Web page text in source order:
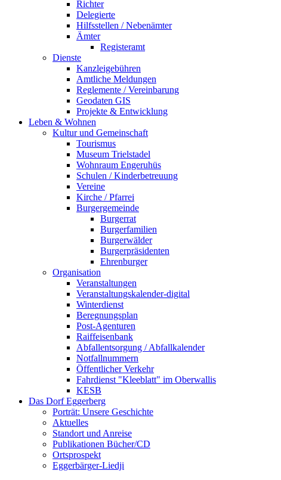
Richter
Delegierte
Hilfsstellen / Nebenämter
Ämter
Registeramt
Dienste
Kanzleigebühren
Amtliche Meldungen
Reglemente / Vereinbarung
Geodaten GIS
Projekte & Entwicklung
Leben & Wohnen
Kultur und Gemeinschaft
Tourismus
Museum Trielstadel
Wohnraum Engeruhüs
Schulen / Kinderbetreuung
Vereine
Kirche / Pfarrei
Burgergemeinde
Burgerrat
Burgerfamilien
Burgerwälder
Burgerpräsidenten
Ehrenburger
Organisation
Veranstaltungen
Veranstaltungskalender-digital
Winterdienst
Beregnungsplan
Post-Agenturen
Raiffeisenbank
Abfallentsorgung / Abfallkalender
Notfallnummern
Öffentlicher Verkehr
Fahrdienst "Kleeblatt" im Oberwallis
KESB
Das Dorf Eggerberg
Porträt: Unsere Geschichte
Aktuelles
Standort und Anreise
Publikationen Bücher/CD
Ortsprospekt
Eggerbärger-Liedji